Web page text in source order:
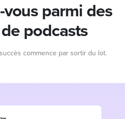
vous parmi des
podcasts
commence par sortir du lot.